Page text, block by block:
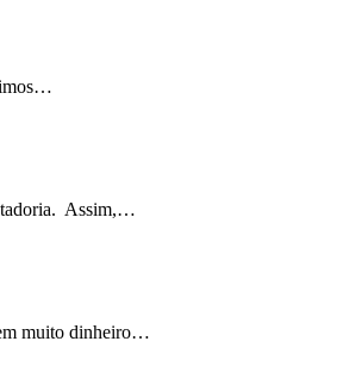
Assim,…
muito dinheiro…